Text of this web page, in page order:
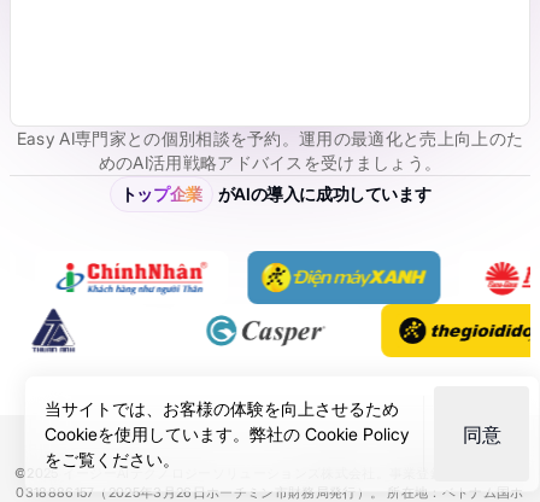
Easy AI専門家との個別相談を予約。運用の最適化と売上向上のた
めのAI活用戦略アドバイスを受けましょう。
トップ企業
がAIの導入に成功しています
©2025 イージーAIテクノロジーソリューションズ株式会社。事業登録証明書番号：
0318886157（2025年3月26日ホーチミン市財務局発行）。 所在地：ベトナム国ホ
当サイトでは、お客様の体験を向上させるため
Cookieを使用しています。弊社の Cookie Policy
をご覧ください。
同意